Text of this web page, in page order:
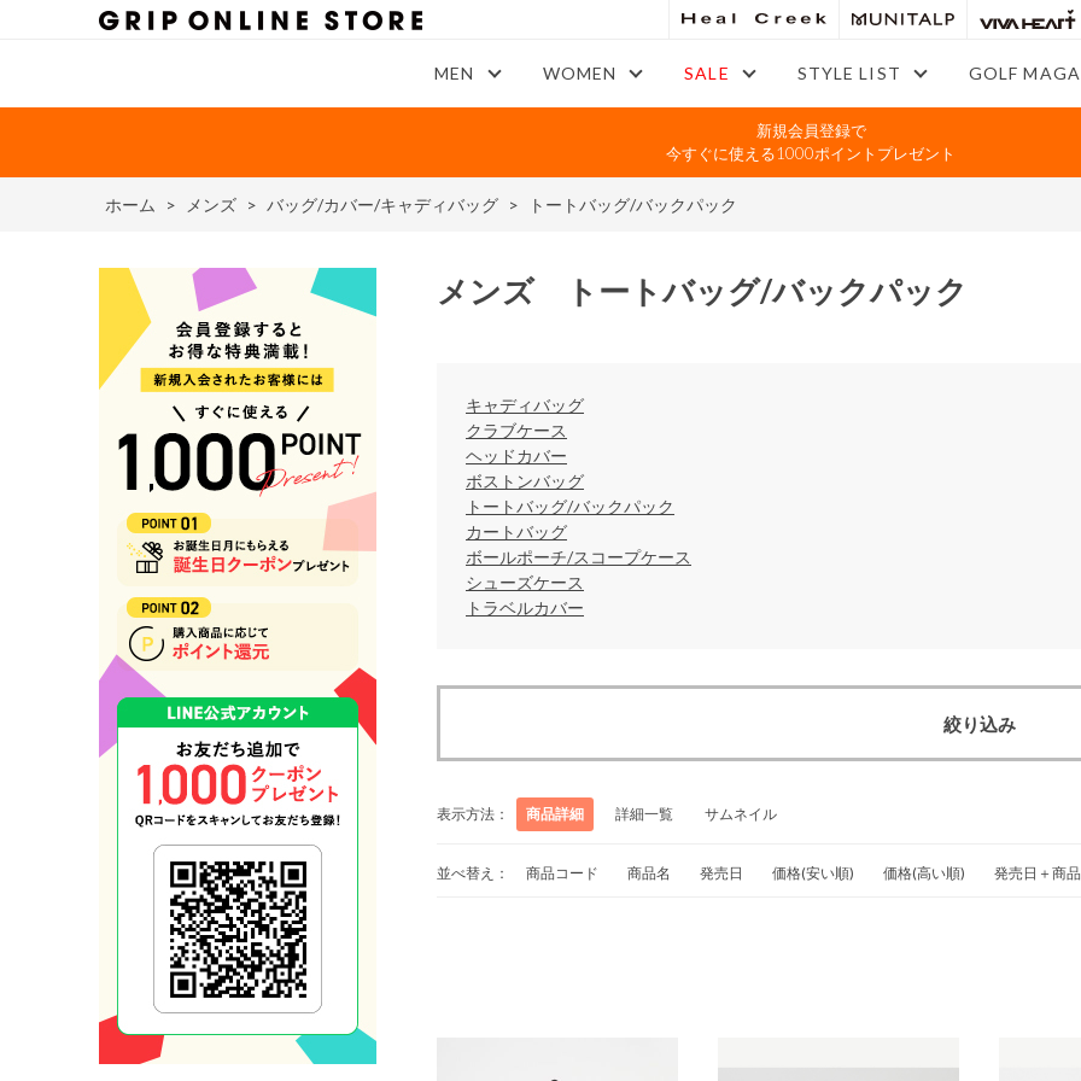
MEN WOMEN SALE STYLE LIST GOLF
新規会員登録で
今すぐに使える1000ポイントプレゼント
ホーム > メンズ > バッグ/カバー/キャディバッグ > トートバッグ/バックパック
メンズ トートバッグ/バックパック
キャディバッグ
クラブケース
ヘッドカバー
ボストンバッグ
トートバッグ/バックパック
カートバッグ
ボールポーチ/スコープケース
シューズケース
トラベルカバー
絞り込み
表示方法： 商品詳細 詳細一覧 サムネイル
並べ替え： 商品コード 商品名 発売日 価格(安い順) 価格(高い順) 発売日＋商